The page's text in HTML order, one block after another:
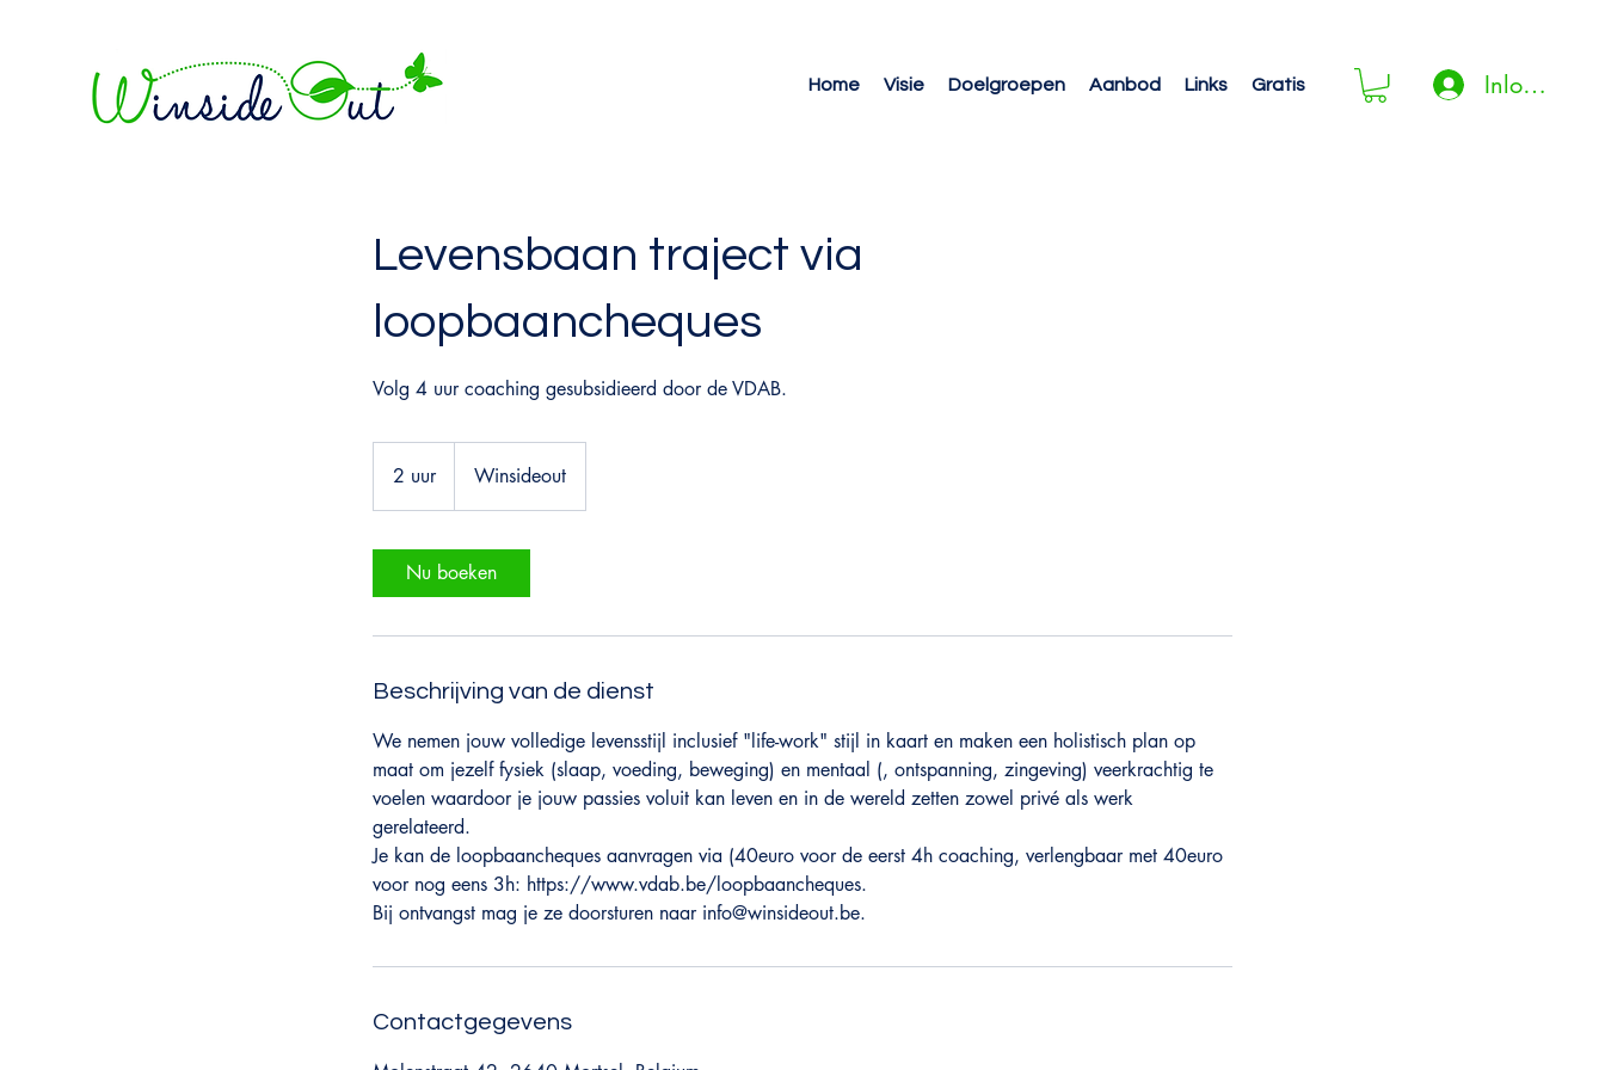
Home Visie Doelgroepen Aanbod Links Gratis Inloggen
Levensbaan traject via
loopbaancheques
Volg 4 uur coaching gesubsidieerd door de VDAB.
2 uur2
u
r
Winsideout
Nu boeken
Beschrijving van de dienst
We nemen jouw volledige levensstijl inclusief "life-work" stijl in kaart en maken een holistisch plan op
maat om jezelf fysiek (slaap, voeding, beweging) en mentaal (, ontspanning, zingeving) veerkrachtig te
voelen waardoor je jouw passies voluit kan leven en in de wereld zetten zowel privé als werk
gerelateerd.
Je kan de loopbaancheques aanvragen via (40euro voor de eerst 4h coaching, verlengbaar met 40euro
voor nog eens 3h: https://www.vdab.be/loopbaancheques.
Bij ontvangst mag je ze doorsturen naar info@winsideout.be.
Contactgegevens